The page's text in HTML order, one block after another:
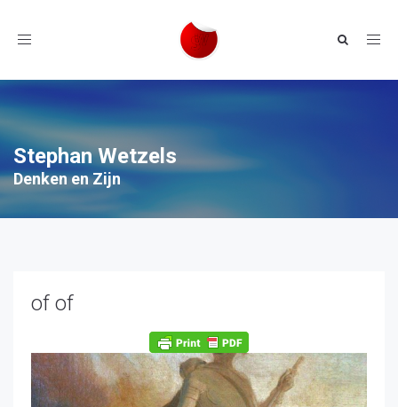
Toggle
Stephan Wetzels
Denken en Zijn
of of